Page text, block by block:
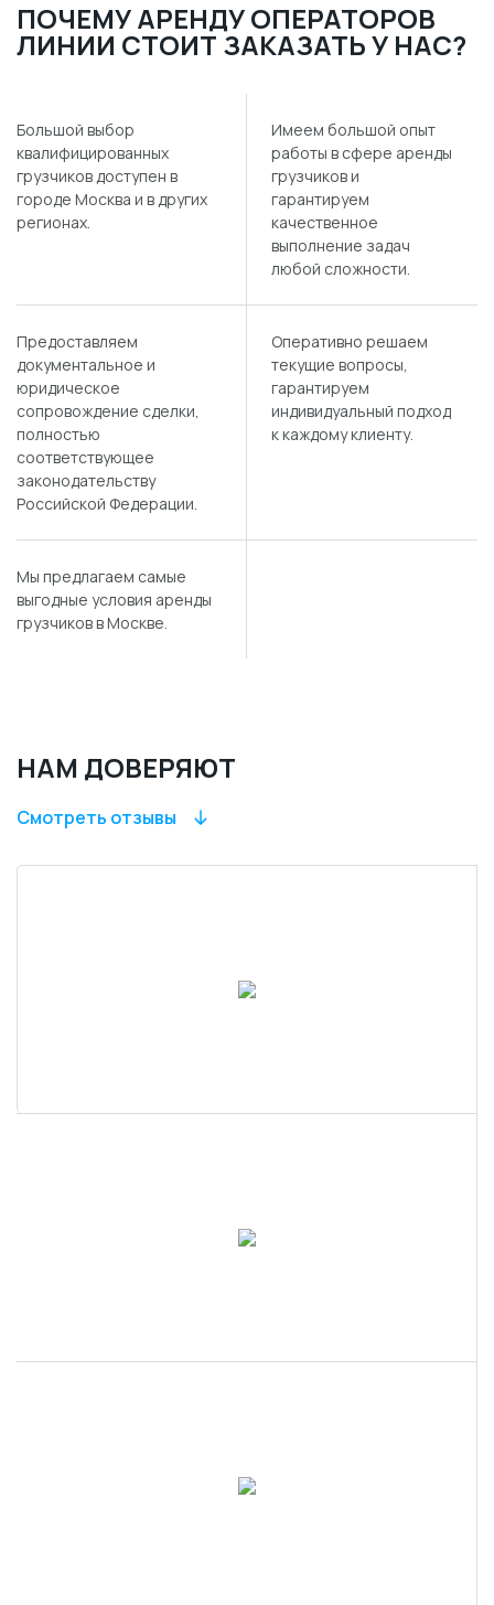
ПОЧЕМУ АРЕНДУ ОПЕРАТОРОВ
ЛИНИИ СТОИТ ЗАКАЗАТЬ У НАС?
Большой выбор
квалифицированных
грузчиков доступен в
городе Москва и в других
регионах.
Имеем большой опыт
работы в сфере аренды
грузчиков и
гарантируем
качественное
выполнение задач
любой сложности.
Предоставляем
документальное и
юридическое
сопровождение сделки,
полностью
соответствующее
законодательству
Российской Федерации.
Оперативно решаем
текущие вопросы,
гарантируем
индивидуальный подход
к каждому клиенту.
Мы предлагаем самые
выгодные условия аренды
грузчиков в Москве.
НАМ ДОВЕРЯЮТ
Смотреть отзывы